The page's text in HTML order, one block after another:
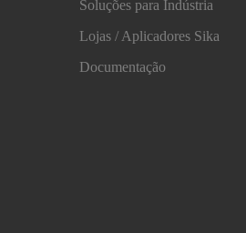
Soluções para Indústria
Lojas / Aplicadores Sika
Documentação